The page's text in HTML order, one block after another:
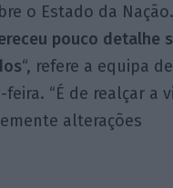
o Estado da Nação.
pouco detalhe
“, refere a equipa de
“É de realçar a
alterações